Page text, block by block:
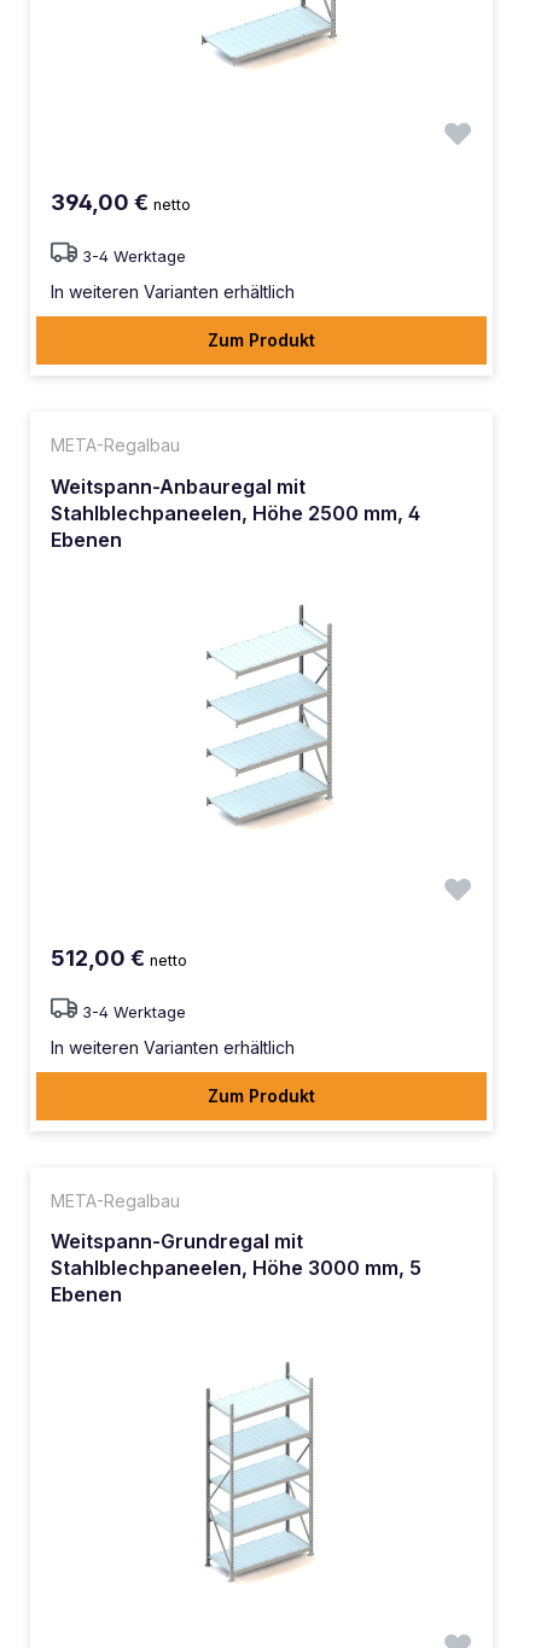
394,00 € netto
3-4 Werktage
In weiteren Varianten erhältlich
Zum Produkt
META-Regalbau
Weitspann-Anbauregal mit
Stahlblechpaneelen, Höhe 2500 mm, 4
Ebenen
512,00 € netto
3-4 Werktage
In weiteren Varianten erhältlich
Zum Produkt
META-Regalbau
Weitspann-Grundregal mit
Stahlblechpaneelen, Höhe 3000 mm, 5
Ebenen